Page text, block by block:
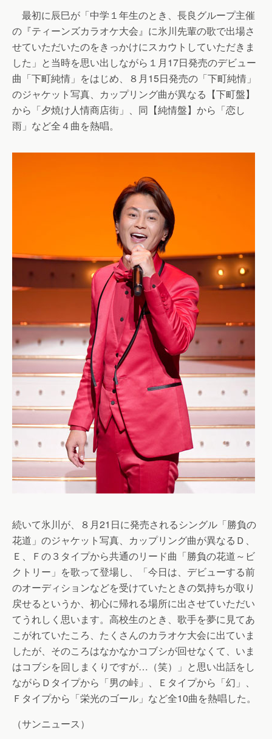
最初に辰巳が「中学１年生のとき、長良グループ主催
の『ティーンズカラオケ大会』に氷川先輩の歌で出場さ
せていただいたのをきっかけにスカウトしていただきま
した」と当時を思い出しながら１月17日発売のデビュー
曲「下町純情」をはじめ、８月15日発売の「下町純情」
のジャケット写真、カップリング曲が異なる【下町盤】
から「夕焼け人情商店街」、同【純情盤】から「恋し
雨」など全４曲を熱唱。
続いて氷川が、８月21日に発売されるシングル「勝負の
花道」のジャケット写真、カップリング曲が異なるＤ、
Ｅ、Ｆの３タイプから共通のリード曲「勝負の花道～ビ
クトリー」を歌って登場し、「今日は、デビューする前
のオーディションなどを受けていたときの気持ちが取り
戻せるというか、初心に帰れる場所に出させていただい
てうれしく思います。高校生のとき、歌手を夢に見てあ
こがれていたころ、たくさんのカラオケ大会に出ていま
したが、そのころはなかなかコブシが回せなくて、いま
はコブシを回しまくりですが…（笑）」と思い出話をし
ながらＤタイプから「男の峠」、Ｅタイプから「幻」、
Ｆタイプから「栄光のゴール」など全10曲を熱唱した。
（サンニュース）